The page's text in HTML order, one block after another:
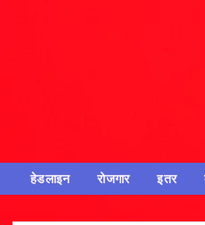
हेडलाइन रोजगार इतर